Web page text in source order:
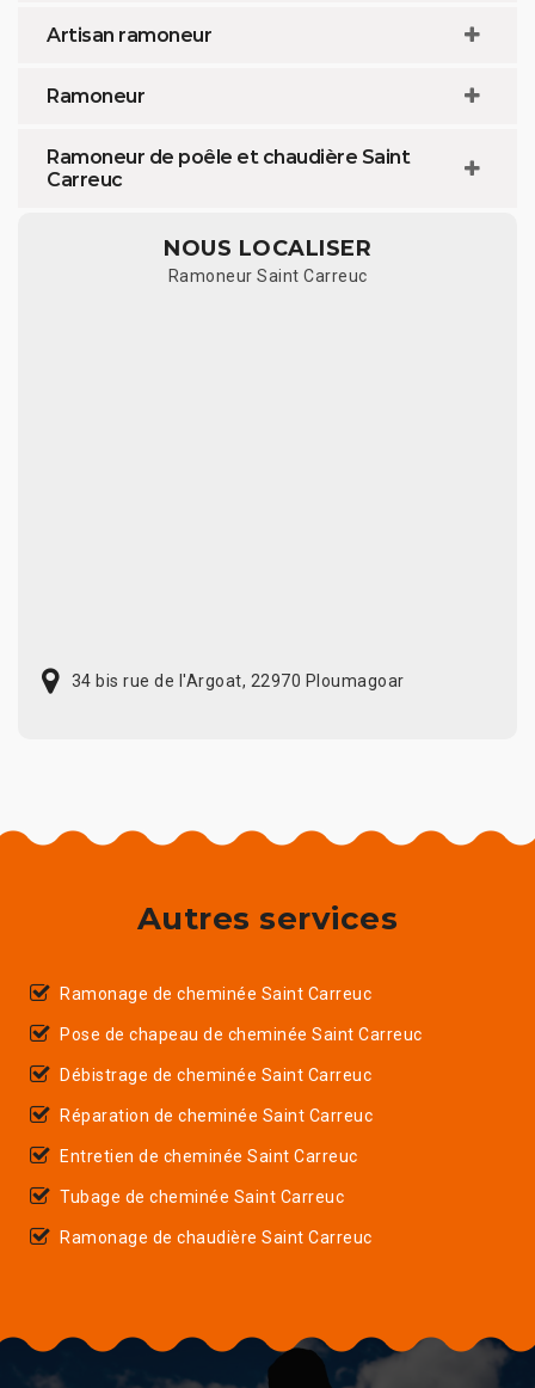
Artisan ramoneur
Ramoneur
Ramoneur de poêle et chaudière Saint
Carreuc
NOUS LOCALISER
Ramoneur Saint Carreuc
34 bis rue de l'Argoat, 22970 Ploumagoar
Autres services
Ramonage de cheminée Saint Carreuc
Pose de chapeau de cheminée Saint Carreuc
Débistrage de cheminée Saint Carreuc
Réparation de cheminée Saint Carreuc
Entretien de cheminée Saint Carreuc
Tubage de cheminée Saint Carreuc
Ramonage de chaudière Saint Carreuc